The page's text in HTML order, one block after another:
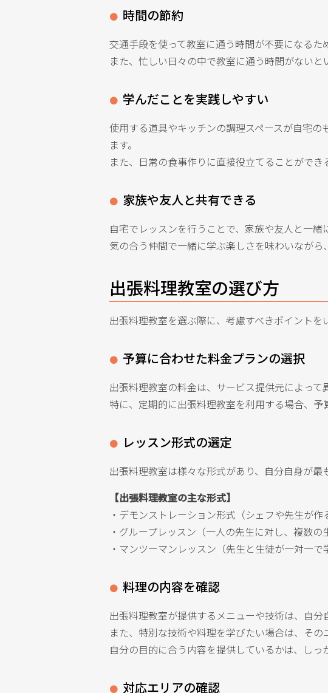
時間の節約
交通手段を使って教室に通う時間が不要になるた
また、忙しい日々の中で教室に通う時間がない
学んだことを実践しやすい
使用する道具やキッチンの調理スペースが自宅
ます。
また、日常の食事作りに直接役立てることができ
家族や友人と共有できる
自宅でレッスンを行うことで、家族や友人と一緒
気の合う仲間で一緒に学ぶ楽しさを味わいながら
出張料理教室の選び方
出張料理教室を選ぶ際に、考慮すべきポイントを
予算に合わせた料金プランの選択
出張料理教室の料金は、サービス提供元によって
特に、定期的に出張料理教室を利用する場合、
レッスン形式の選定
出張料理教室は様々な形式があり、自分自身が
【出張料理教室の主な形式】
・デモンストレーション形式（シェフや先生が作
・グループレッスン（一人の先生に対し、複数の
・マンツーマンレッスン（先生と生徒が一対一で
料理の内容を確認
出張料理教室が提供するメニューや技術は、自分
また、特別な技術や料理を学びたい場合は、その
自分の目的に合う内容を提供しているかは、しっ
対応エリアの確認